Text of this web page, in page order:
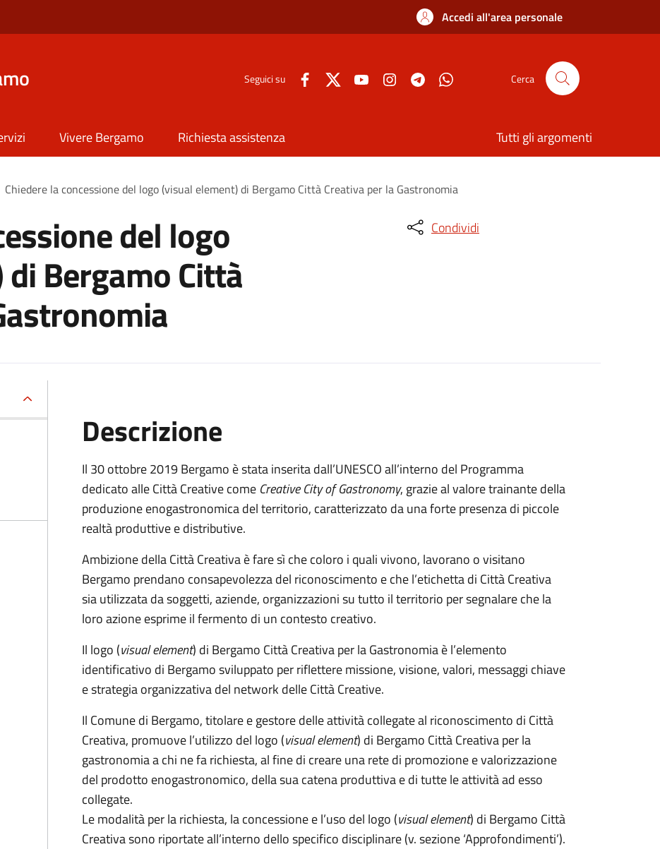
Accedi all'area personale
Seguici su Cerca
Vivere Bergamo Richiesta assistenza Tutti gli argomenti
Chiedere la concessione del logo (visual element) di Bergamo Città Creativa per la Gastronomia
del logo
Bergamo Città
Condividi
Descrizione
Il 30 ottobre 2019 Bergamo è stata inserita dall’UNESCO all’interno del Programma
dedicato alle Città Creative come Creative City of Gastronomy, grazie al valore trainante della
produzione enogastronomica del territorio, caratterizzato da una forte presenza di piccole
realtà produttive e distributive.
Ambizione della Città Creativa è fare sì che coloro i quali vivono, lavorano o visitano
Bergamo prendano consapevolezza del riconoscimento e che l’etichetta di Città Creativa
sia utilizzata da soggetti, aziende, organizzazioni su tutto il territorio per segnalare che la
loro azione esprime il fermento di un contesto creativo.
Il logo (visual element) di Bergamo Città Creativa per la Gastronomia è l’elemento
identificativo di Bergamo sviluppato per riflettere missione, visione, valori, messaggi chiave
e strategia organizzativa del network delle Città Creative.
Il Comune di Bergamo, titolare e gestore delle attività collegate al riconoscimento di Città
Creativa, promuove l’utilizzo del logo (visual element) di Bergamo Città Creativa per la
gastronomia a chi ne fa richiesta, al fine di creare una rete di promozione e valorizzazione
del prodotto enogastronomico, della sua catena produttiva e di tutte le attività ad esso
collegate.
Le modalità per la richiesta, la concessione e l’uso del logo (visual element) di Bergamo Città
Creativa sono riportate all’interno dello specifico disciplinare (v. sezione ‘Approfondimenti’).